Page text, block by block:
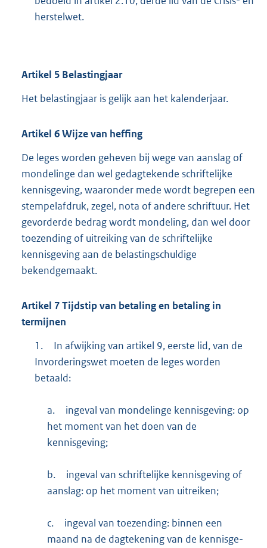
herstelwet.
Artikel 5 Belastingjaar
Het belastingjaar is gelijk aan het kalenderjaar.
Artikel 6Wijze van heffing
De leges worden geheven bij wege van aanslag of
monde­linge dan wel ge­dagteken­de schriftelijke
kennisgeving, waaron­der mede wordt begrepen een
stempelaf­druk, zegel, nota of andere schriftuur. Het
gevorderde bedrag wordt mondeling, dan wel door
toezending of uitreiking van de schriftelijke
kennisgeving aan de belastingschuldige
bekendgemaakt.
Artikel 7Tijdstip van betaling en betaling in
termijnen
1.
In afwijking van artikel 9, eerste lid, van de
Invorderingswet moeten de leges worden
betaald:
a.
ingeval van monde­linge kennis­geving: op
het moment van het doen van de
kennisgeving;
b.
ingeval van schrif­te­lijke kennis­geving of
aanslag: op het moment van uitrei­ken;
c.
ingeval van toezending: binnen een
maand na de dagte­ke­ning van de kennisge­